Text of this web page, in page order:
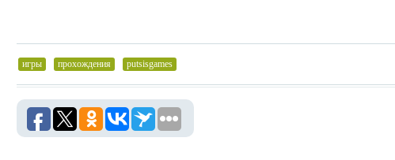
игры прохождения putsisgames